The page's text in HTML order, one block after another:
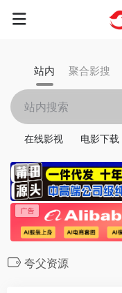
站内 聚合影搜
在线影视 电影下载
夸父资源